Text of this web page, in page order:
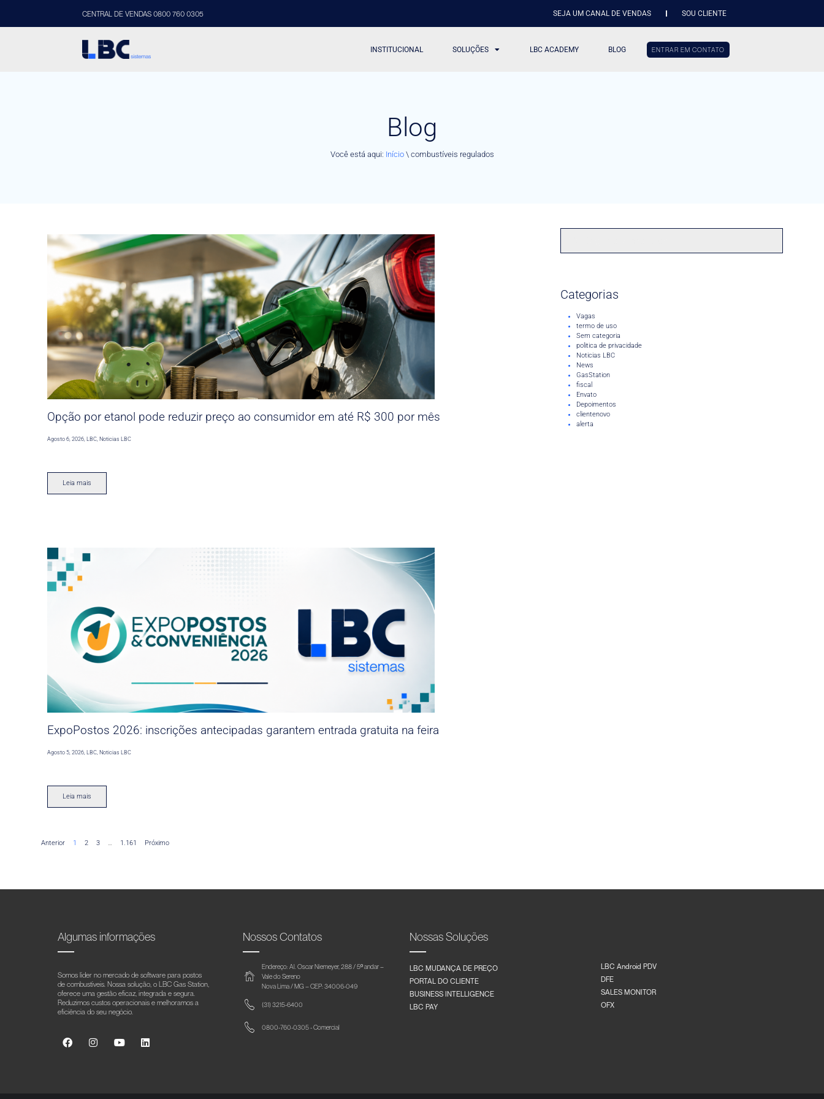
CENTRAL DE VENDAS 0800 760 0305 SEJA UM CANAL DE VENDAS SOU CLIENTE
INSTITUCIONAL SOLUÇÕES LBC ACADEMY BLOG ENTRAR EM CONTATO
Blog
Você está aqui: Início\ combustíveis regulados
Opção por etanol pode reduzir preço ao consumidor em até R$ 300 por mês
Agosto 6, 2026,LBC,Noticias LBC
Leia mais
ExpoPostos 2026: inscrições antecipadas garantem entrada gratuita na feira
Agosto 5, 2026 ,LBC Noticias LBC
Leia mais
Anterior 1 2 3 … 1.161 Próximo
Categorias
Vagas
termo de uso
Sem categoria
politica de privacidade
Noticias LBC
News
GasStation
fiscal
Envato
Depoimentos
clientenovo
alerta
Algumas informações
Somos líder no mercado de software para postos
de combustíveis. Nossa solução, o LBC Gas Station,
oferece uma gestão eficaz, integrada e segura.
Reduzimos custos operacionais e melhoramos a
eficiência do seu negócio.
Nossos Contatos
Endereço: Al. Oscar Niemeyer, 288 / 5º andar –
Vale do Sereno
Nova Lima / MG – CEP: 34006-049
(31) 3215-6400
0800-760-0305 - Comercial
Nossas Soluções
LBC MUDANÇA DE PREÇO
PORTAL DO CLIENTE
BUSINESS INTELLIGENCE
LBC PAY
LBC Android PDV
DFE
SALES MONITOR
OFX